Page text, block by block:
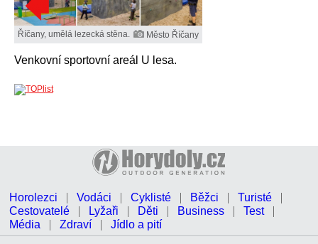
Říčany, umělá lezecká stěna. Město Říčany
Venkovní sportovní areál U lesa.
Horolezci Vodáci Cyklisté Běžci
Turisté
Cestovatelé
Lyžaři Děti Business
Test
Média
Zdraví Jídlo a pití